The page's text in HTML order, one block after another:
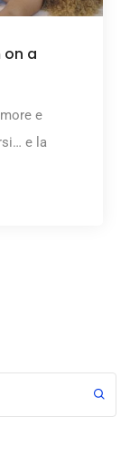
on a
e
e la